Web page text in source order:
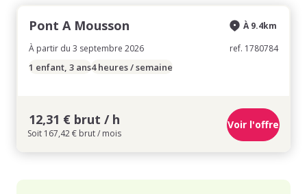
Pont A Mousson
À partir du 3 septembre 2026
À 9.4km
ref. 1780784
1 enfant, 3 ans4 heures / semaine
12,31 € brut / h
Soit 167,42 € brut / mois
Voir l'offre